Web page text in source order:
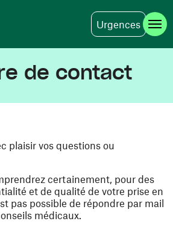
Urgences
de contact
plaisir vos questions ou
certainement, pour des
et de qualité de votre prise en
pas possible de répondre par mail
médicaux.